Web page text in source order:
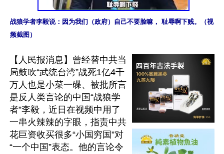
战狼学者李毅说：因为我们（政府）自己不要脸嘛， 耻辱啊下贱。（视
频截图）
【人民报消息】曾经替中共当
局鼓吹“武统台湾”战死1亿4千
万人也是小菜一碟、被批所言
是反人类言论的中国“战狼学
者”李毅，近日在视频中用了
一串火辣辣的字眼，指责中共
花巨资收买很多“小国穷国”对
“一个中国”表态。他的言论令